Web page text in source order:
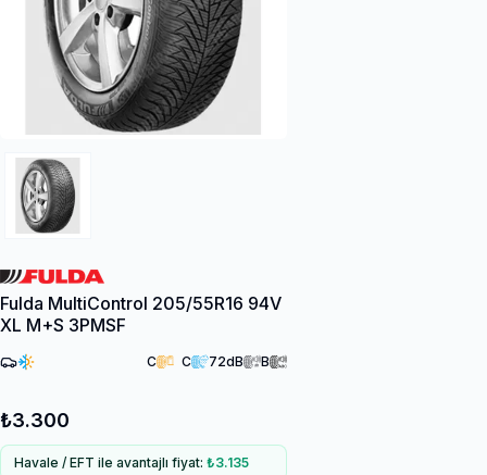
Fulda MultiControl 205/55R16 94V
XL M+S 3PMSF
C C 72dB B
₺3.300
Havale / EFT ile avantajlı fiyat: ₺3.135